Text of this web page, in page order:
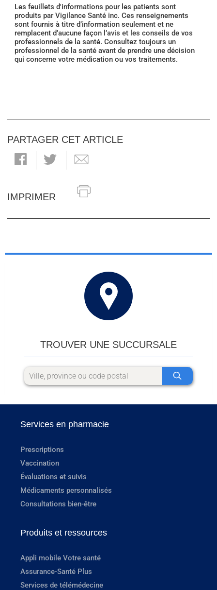
Les feuillets d'informations pour les patients sont
produits par Vigilance Santé inc. Ces renseignements
sont fournis à titre d’information seulement et ne
remplacent d’aucune façon l’avis et les conseils de vos
professionnels de la santé. Consultez toujours un
professionnel de la santé avant de prendre une décision
qui concerne votre médication ou vos traitements.
PARTAGER CET ARTICLE
IMPRIMER
TROUVER UNE SUCCURSALE
Services en pharmacie
Prescriptions
Vaccination
Évaluations et suivis
Médicaments personnalisés
Consultations bien-être
Produits et ressources
Appli mobile Votre santé
Assurance-Santé Plus
Services de télémédecine